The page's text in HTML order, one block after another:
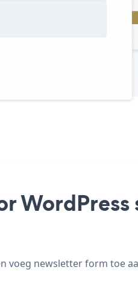
WordPress
voeg newsletter form toe